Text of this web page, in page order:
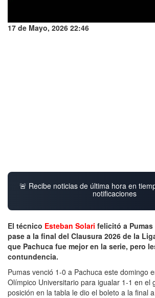
17 de Mayo, 2026 22:46
🚨 Recibe noticias de última hora en
notificaciones
El técnico Esteban Solari felicitó a Pumas
pase a la final del Clausura 2026 de la
que Pachuca fue mejor en la serie, pero
contundencia.
Pumas venció 1-0 a Pachuca este domingo
Olímpico Universitario para igualar 1-1 en el
posición en la tabla le dio el boleto a la final